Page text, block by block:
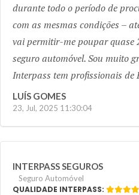
durante todo o período de
com as mesmas condições –
vai permitir-me poupar quase
seguro automóvel. Sou muito
Interpass tem profissionais de
LUÍS GOMES
23, Jul, 2025 11:30:04
INTERPASS SEGUROS
Seguro Automóvel
QUALIDADE INTERPASS: